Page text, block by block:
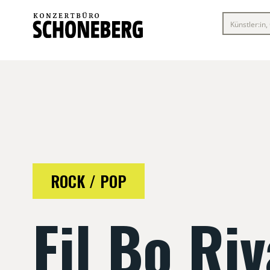
ROCK / POP
Fil Bo